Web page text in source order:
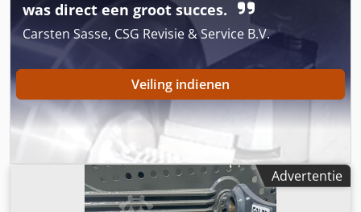
was direct een groot succes.
Carsten Sasse, CSG Revisie & Service B.V.
Veiling indienen
Advertentie